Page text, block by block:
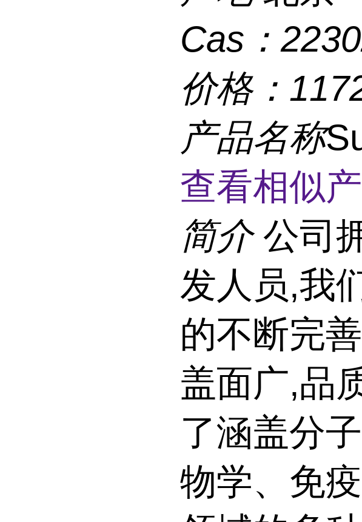
Cas：
价格：
产品名称
查看相似
简介 公司
发人员,我
的不断完
盖面广,品
了涵盖分
物学、免